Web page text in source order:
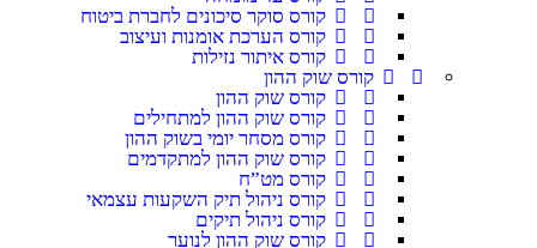
קורס סוקר סיכונים לחברת ביטוח
קורס הערכת אומנות ועיצוב
קורס איתור נזילות
קורס שוק ההון
קורס שוק ההון
קורס שוק ההון למתחילים
קורס מסחר יומי בשוק ההון
קורס שוק ההון למתקדמים
קורס מט”ח
קורס ניהול תיק השקעות עצמאי
קורס ניהול תיקים
קורס שוק ההון לנוער